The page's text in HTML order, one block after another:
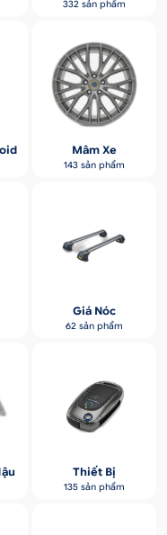
332 sản phẩm
Mâm Xe
143 sản phẩm
Giá Nóc
62 sản phẩm
Thiết Bị
135 sản phẩm